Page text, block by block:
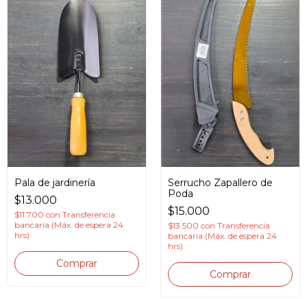
Pala de jardinería
$13.000
$11.700 con Transferencia
bancaria (Máx. de espera 24
hrs)
Serrucho Zapallero de
Poda
$15.000
$13.500 con Transferencia
bancaria (Máx. de espera 24
hrs)